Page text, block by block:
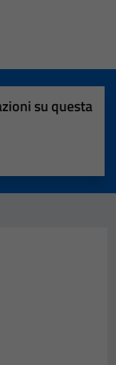
su questa